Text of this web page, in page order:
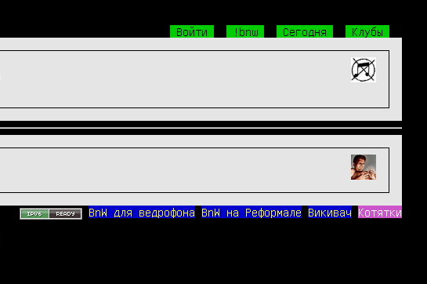
Войти !bnw Сегодня Клубы
BnW для ведрофона BnW на Реформале Викивач Котятки